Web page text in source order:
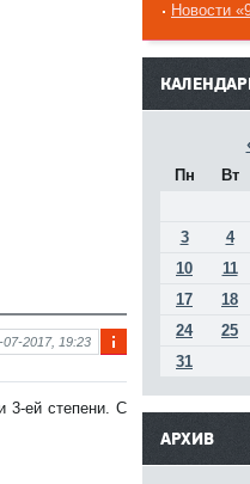
фо
рм
аци
07-2017, 19:23
3-ей степени. С
Новости
------
Пн Вт
3
4
10
11
17
18
24
25
31
АРХИВ